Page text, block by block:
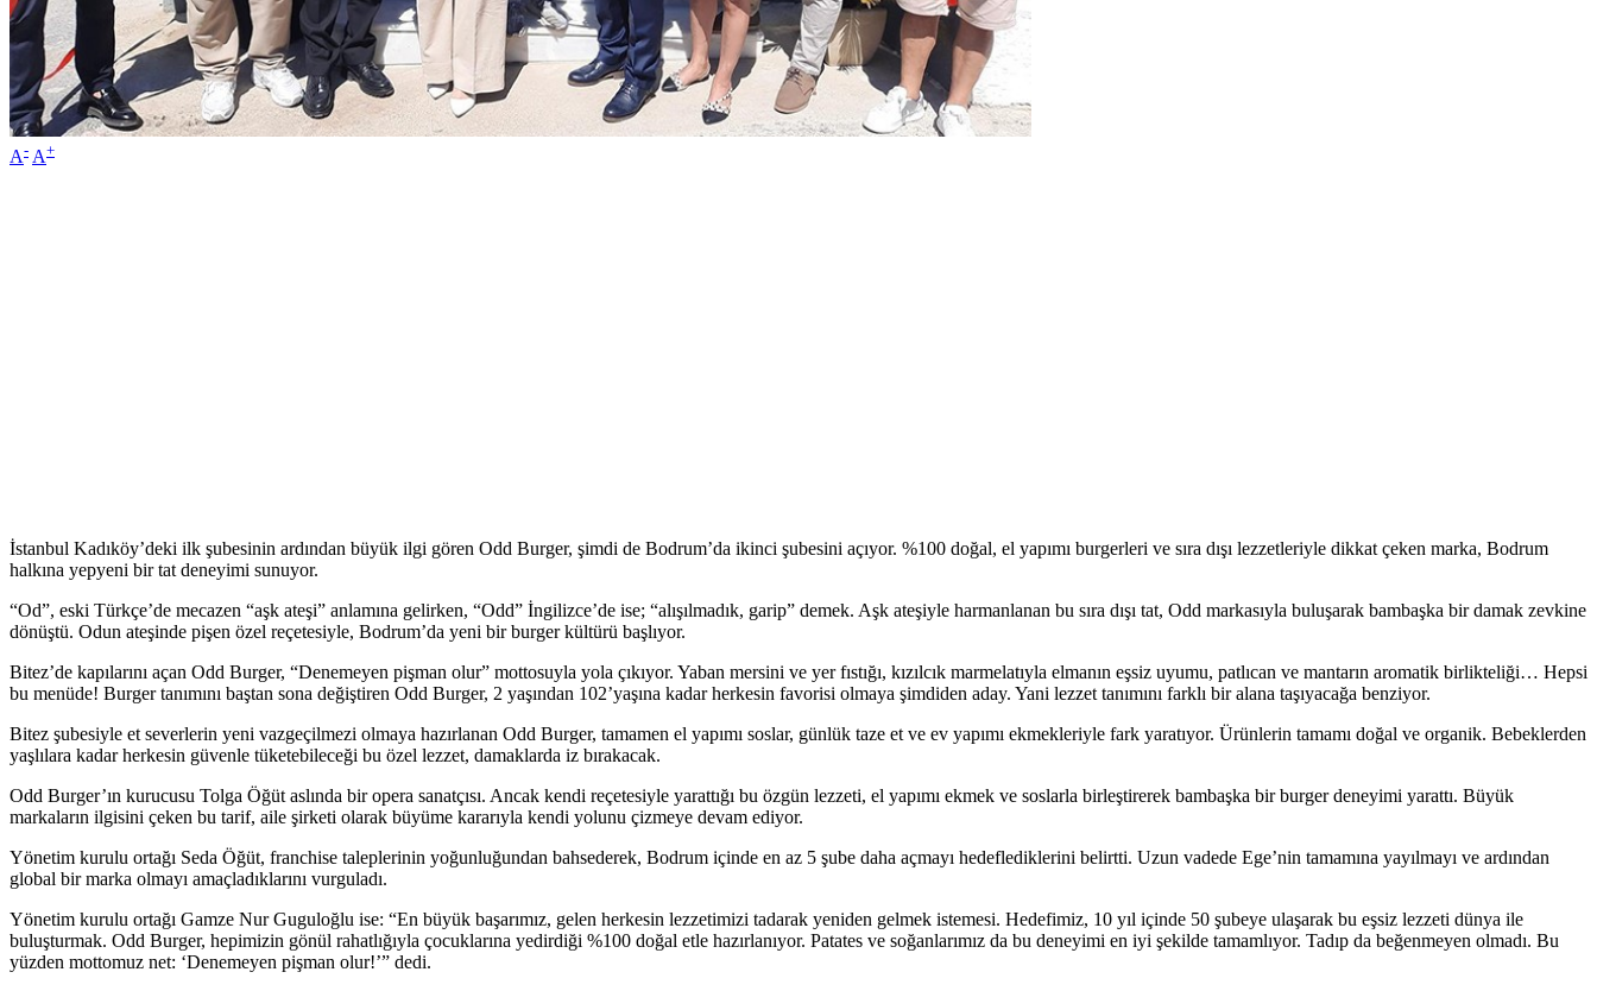
A- A+
İstanbul Kadıköy’deki ilk şubesinin ardından büyük ilgi gören Odd Burger, şimdi de Bodrum’da ikinci şubesini açıyor. %100 doğal, el yapımı burgerleri ve sıra dışı lezzetleriyle dikkat çeken marka, Bodrum
halkına yepyeni bir tat deneyimi sunuyor.
“Od”, eski Türkçe’de mecazen “aşk ateşi” anlamına gelirken, “Odd” İngilizce’de ise; “alışılmadık, garip” demek. Aşk ateşiyle harmanlanan bu sıra dışı tat, Odd markasıyla buluşarak bambaşka bir damak zevkine
dönüştü. Odun ateşinde pişen özel reçetesiyle, Bodrum’da yeni bir burger kültürü başlıyor.
Bitez’de kapılarını açan Odd Burger, “Denemeyen pişman olur” mottosuyla yola çıkıyor. Yaban mersini ve yer fıstığı, kızılcık marmelatıyla elmanın eşsiz uyumu, patlıcan ve mantarın aromatik birlikteliği… Hepsi
bu menüde! Burger tanımını baştan sona değiştiren Odd Burger, 2 yaşından 102’yaşına kadar herkesin favorisi olmaya şimdiden aday. Yani lezzet tanımını farklı bir alana taşıyacağa benziyor.
Bitez şubesiyle et severlerin yeni vazgeçilmezi olmaya hazırlanan Odd Burger, tamamen el yapımı soslar, günlük taze et ve ev yapımı ekmekleriyle fark yaratıyor. Ürünlerin tamamı doğal ve organik. Bebeklerden
yaşlılara kadar herkesin güvenle tüketebileceği bu özel lezzet, damaklarda iz bırakacak.
Odd Burger’ın kurucusu Tolga Öğüt aslında bir opera sanatçısı. Ancak kendi reçetesiyle yarattığı bu özgün lezzeti, el yapımı ekmek ve soslarla birleştirerek bambaşka bir burger deneyimi yarattı. Büyük
markaların ilgisini çeken bu tarif, aile şirketi olarak büyüme kararıyla kendi yolunu çizmeye devam ediyor.
Yönetim kurulu ortağı Seda Öğüt, franchise taleplerinin yoğunluğundan bahsederek, Bodrum içinde en az 5 şube daha açmayı hedeflediklerini belirtti. Uzun vadede Ege’nin tamamına yayılmayı ve ardından
global bir marka olmayı amaçladıklarını vurguladı.
Yönetim kurulu ortağı Gamze Nur Guguloğlu ise: “En büyük başarımız, gelen herkesin lezzetimizi tadarak yeniden gelmek istemesi. Hedefimiz, 10 yıl içinde 50 şubeye ulaşarak bu eşsiz lezzeti dünya ile
buluşturmak. Odd Burger, hepimizin gönül rahatlığıyla çocuklarına yedirdiği %100 doğal etle hazırlanıyor. Patates ve soğanlarımız da bu deneyimi en iyi şekilde tamamlıyor. Tadıp da beğenmeyen olmadı. Bu
yüzden mottomuz net: ‘Denemeyen pişman olur!’” dedi.